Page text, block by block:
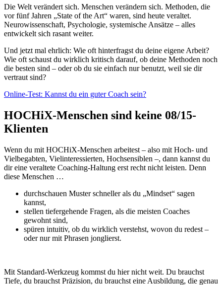
Die Welt verändert sich. Menschen verändern sich. Methoden, die
vor fünf Jahren „State of the Art“ waren, sind heute veraltet.
Neurowissenschaft, Psychologie, systemische Ansätze – alles
entwickelt sich rasant weiter.
Und jetzt mal ehrlich: Wie oft hinterfragst du deine eigene Arbeit?
Wie oft schaust du wirklich kritisch darauf, ob deine Methoden noch
die besten sind – oder ob du sie einfach nur benutzt, weil sie dir
vertraut sind?
Online-Test: Kannst du ein guter Coach sein?
HOCHiX-Menschen sind keine 08/15-
Klienten
Wenn du mit HOCHiX-Menschen arbeitest – also mit Hoch- und
Vielbegabten, Vielinteressierten, Hochsensiblen –, dann kannst du
dir eine veraltete Coaching-Haltung erst recht nicht leisten. Denn
diese Menschen …
durchschauen Muster schneller als du „Mindset“ sagen
kannst,
stellen tiefergehende Fragen, als die meisten Coaches
gewohnt sind,
spüren intuitiv, ob du wirklich verstehst, wovon du redest –
oder nur mit Phrasen jonglierst.
Mit Standard-Werkzeug kommst du hier nicht weit. Du brauchst
Tiefe, du brauchst Präzision, du brauchst eine Ausbildung, die genau